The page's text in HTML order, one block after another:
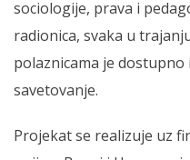
sociologije, prava i
radionica, svaka u
polaznicama je
savetovanje.
Projekat se realizuje uz